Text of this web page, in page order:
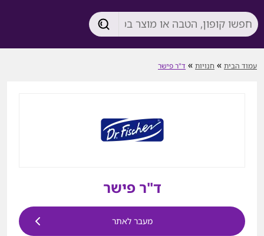
עמוד הבית » חנויות » ד"ר פישר
ד"ר פישר
מעבר לאתר